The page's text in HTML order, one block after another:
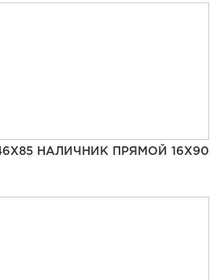
НАЛИЧНИК ПРЯМОЙ 16Х90